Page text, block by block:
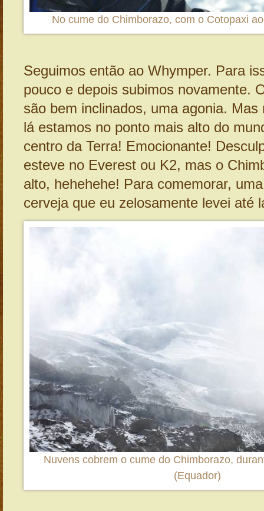
No cume do Chimborazo, com o Cotopaxi
Seguimos então ao Whymper. Para
pouco e depois subimos novamente.
são bem inclinados, uma agonia. Mas
lá estamos no ponto mais alto do
centro da Terra! Emocionante!
esteve no Everest ou K2, mas o
alto, hehehehe! Para comemorar,
cerveja que eu zelosamente levei até
Nuvens cobrem o cume do Chimborazo,
(Equador)